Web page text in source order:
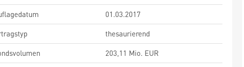
01.03.2017
thesaurierend
203,11 Mio. EUR